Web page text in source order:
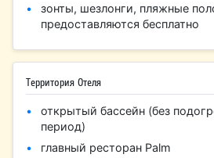
зонты, шезлонги, пляжные
предоставляются бесплатно
Территория Отеля
открытый бассейн (без
период)
главный ресторан Palm